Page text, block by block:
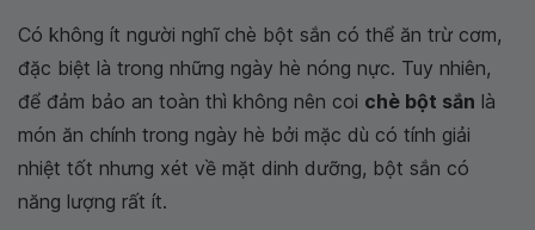
Có không ít người nghĩ chè bột sắn có thể ăn trừ cơm,
đặc biệt là trong những ngày hè nóng nực. Tuy nhiên,
để đảm bảo an toàn thì không nên coi chè bột sắn là
món ăn chính trong ngày hè bởi mặc dù có tính giải
nhiệt tốt nhưng xét về mặt dinh dưỡng, bột sắn có
năng lượng rất ít.